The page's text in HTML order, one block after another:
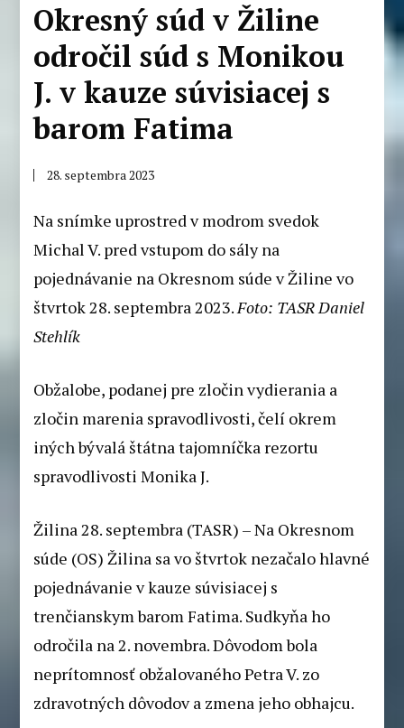
Okresný súd v Žiline
odročil súd s Monikou
J. v kauze súvisiacej s
barom Fatima
28. septembra 2023
Na snímke uprostred v modrom svedok
Michal V. pred vstupom do sály na
pojednávanie na Okresnom súde v Žiline vo
štvrtok 28. septembra 2023.Foto: TASR Daniel
Stehlík
Obžalobe, podanej pre zločin vydierania a
zločin marenia spravodlivosti, čelí okrem
iných bývalá štátna tajomníčka rezortu
spravodlivosti Monika J.
Žilina 28. septembra (TASR) – Na Okresnom
súde (OS) Žilina sa vo štvrtok nezačalo hlavné
pojednávanie v kauze súvisiacej s
trenčianskym barom Fatima. Sudkyňa ho
odročila na 2. novembra. Dôvodom bola
neprítomnosť obžalovaného Petra V. zo
zdravotných dôvodov a zmena jeho obhajcu.